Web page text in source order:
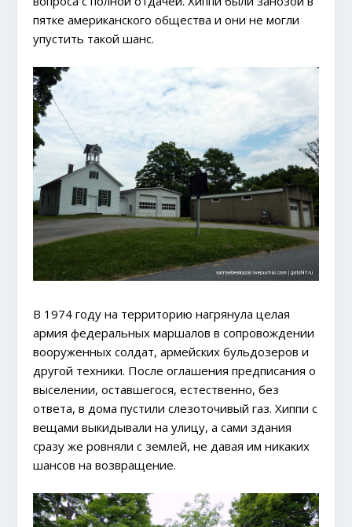
пятке американского общества и они не могли
упустить такой шанс.
В 1974 году на территорию нагрянула целая
армия федеральных маршалов в сопровождении
вооруженных солдат, армейских бульдозеров и
другой техники. После оглашения предписания о
выселении, оставшегося, естественно, без
ответа, в дома пустили слезоточивый газ. Хиппи с
вещами выкидывали на улицу, а сами здания
сразу же ровняли с землей, не давая им никаких
шансов на возвращение.